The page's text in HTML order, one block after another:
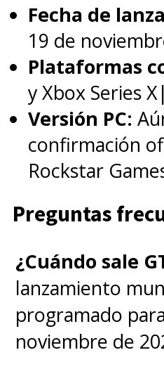
Fecha de
19 de
Plataformas
y Xbox Series
Versión PC:
confirmación
Rockstar
Preguntas
¿Cuándo sale
lanzamiento
programado
noviembre de